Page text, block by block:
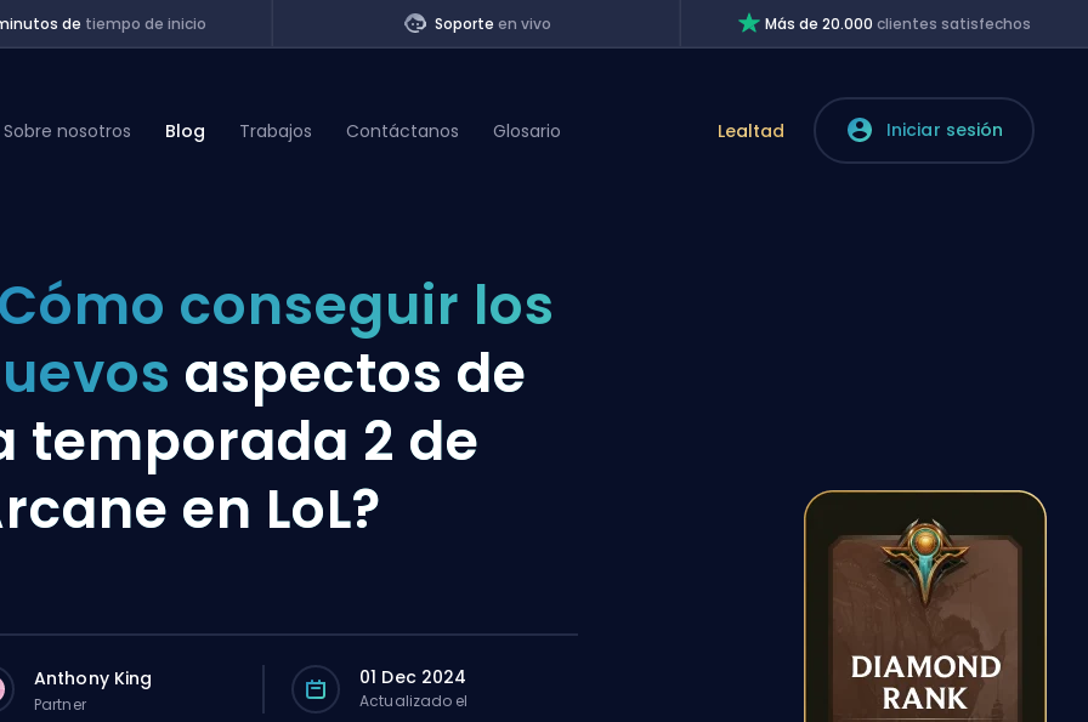
de tiempo de inicio Soporteen vivo Más de 20.000clientes satisfechos
Sobre nosotros Blog Trabajos Contáctanos Glosario Lealtad Iniciar sesión
conseguir los
aspectos de
temporada 2 de
en LoL?
Anthony King
Partner
01 Dec 2024
Actualizado el